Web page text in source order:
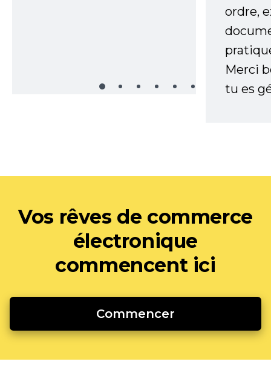
ordre,
Merci
tu es
Vos rêves de commerce
électronique
commencent ici
Commencer